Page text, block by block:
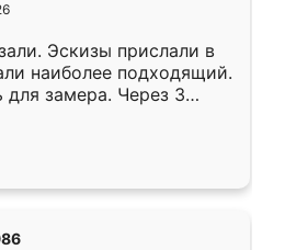
Эскизы прислали в
наиболее подходящий.
для замера. Через 3
уже готова. Остались
Спасибо Ренессанс
работу!